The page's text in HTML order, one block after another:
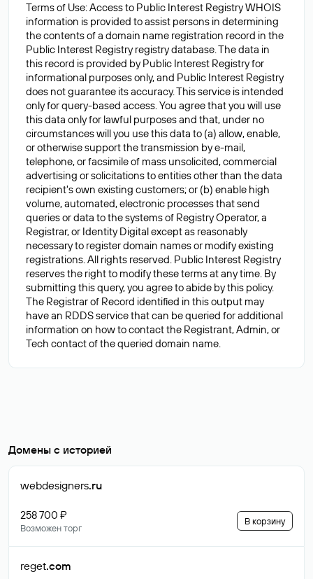
Terms of Use: Access to Public Interest Registry WHOIS
information is provided to assist persons in determining
the contents of a domain name registration record in the
Public Interest Registry registry database. The data in
this record is provided by Public Interest Registry for
informational purposes only, and Public Interest Registry
does not guarantee its accuracy. This service is intended
only for query-based access. You agree that you will use
this data only for lawful purposes and that, under no
circumstances will you use this data to (a) allow, enable,
or otherwise support the transmission by e-mail,
telephone, or facsimile of mass unsolicited, commercial
advertising or solicitations to entities other than the data
recipient's own existing customers; or (b) enable high
volume, automated, electronic processes that send
queries or data to the systems of Registry Operator, a
Registrar, or Identity Digital except as reasonably
necessary to register domain names or modify existing
registrations. All rights reserved. Public Interest Registry
reserves the right to modify these terms at any time. By
submitting this query, you agree to abide by this policy.
The Registrar of Record identified in this output may
have an RDDS service that can be queried for additional
information on how to contact the Registrant, Admin, or
Домены с историей
webdesigners.ru
258 700 ₽
Возможен торг
В корзину
reget.com